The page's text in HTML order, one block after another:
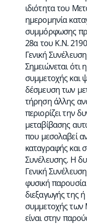
ιδιότητα του
ημερομηνία
συμμόρφωσης
28α του Κ.Ν.
Γενική
Σημειώνεται
συμμετοχής και
δέσμευση των
τήρηση άλλης
περιορίζει την
μεταβίβασης
που μεσολαβεί
καταγραφής και
Συνέλευσης. Η
Γενική
φυσική
διεξαγωγής της
συμμετοχής
είναι στην